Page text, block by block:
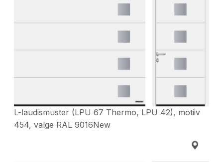
L-laudismuster (LPU 67 Thermo, LPU 42), motiiv
454, valge RAL 9016New